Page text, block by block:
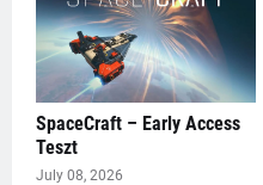
SpaceCraft – Early Access
Teszt
July 08, 2026